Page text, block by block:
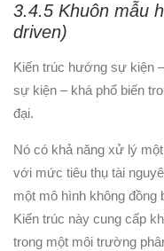
3.4.5 Khuôn mẫu
driven)
Kiến trúc hướng sự kiện
sự kiện – khá phổ biến
đại.
Nó có khả năng xử lý
với mức tiêu thụ tài
một mô hình không đồng
Kiến trúc này cung cấp
trong một môi trường